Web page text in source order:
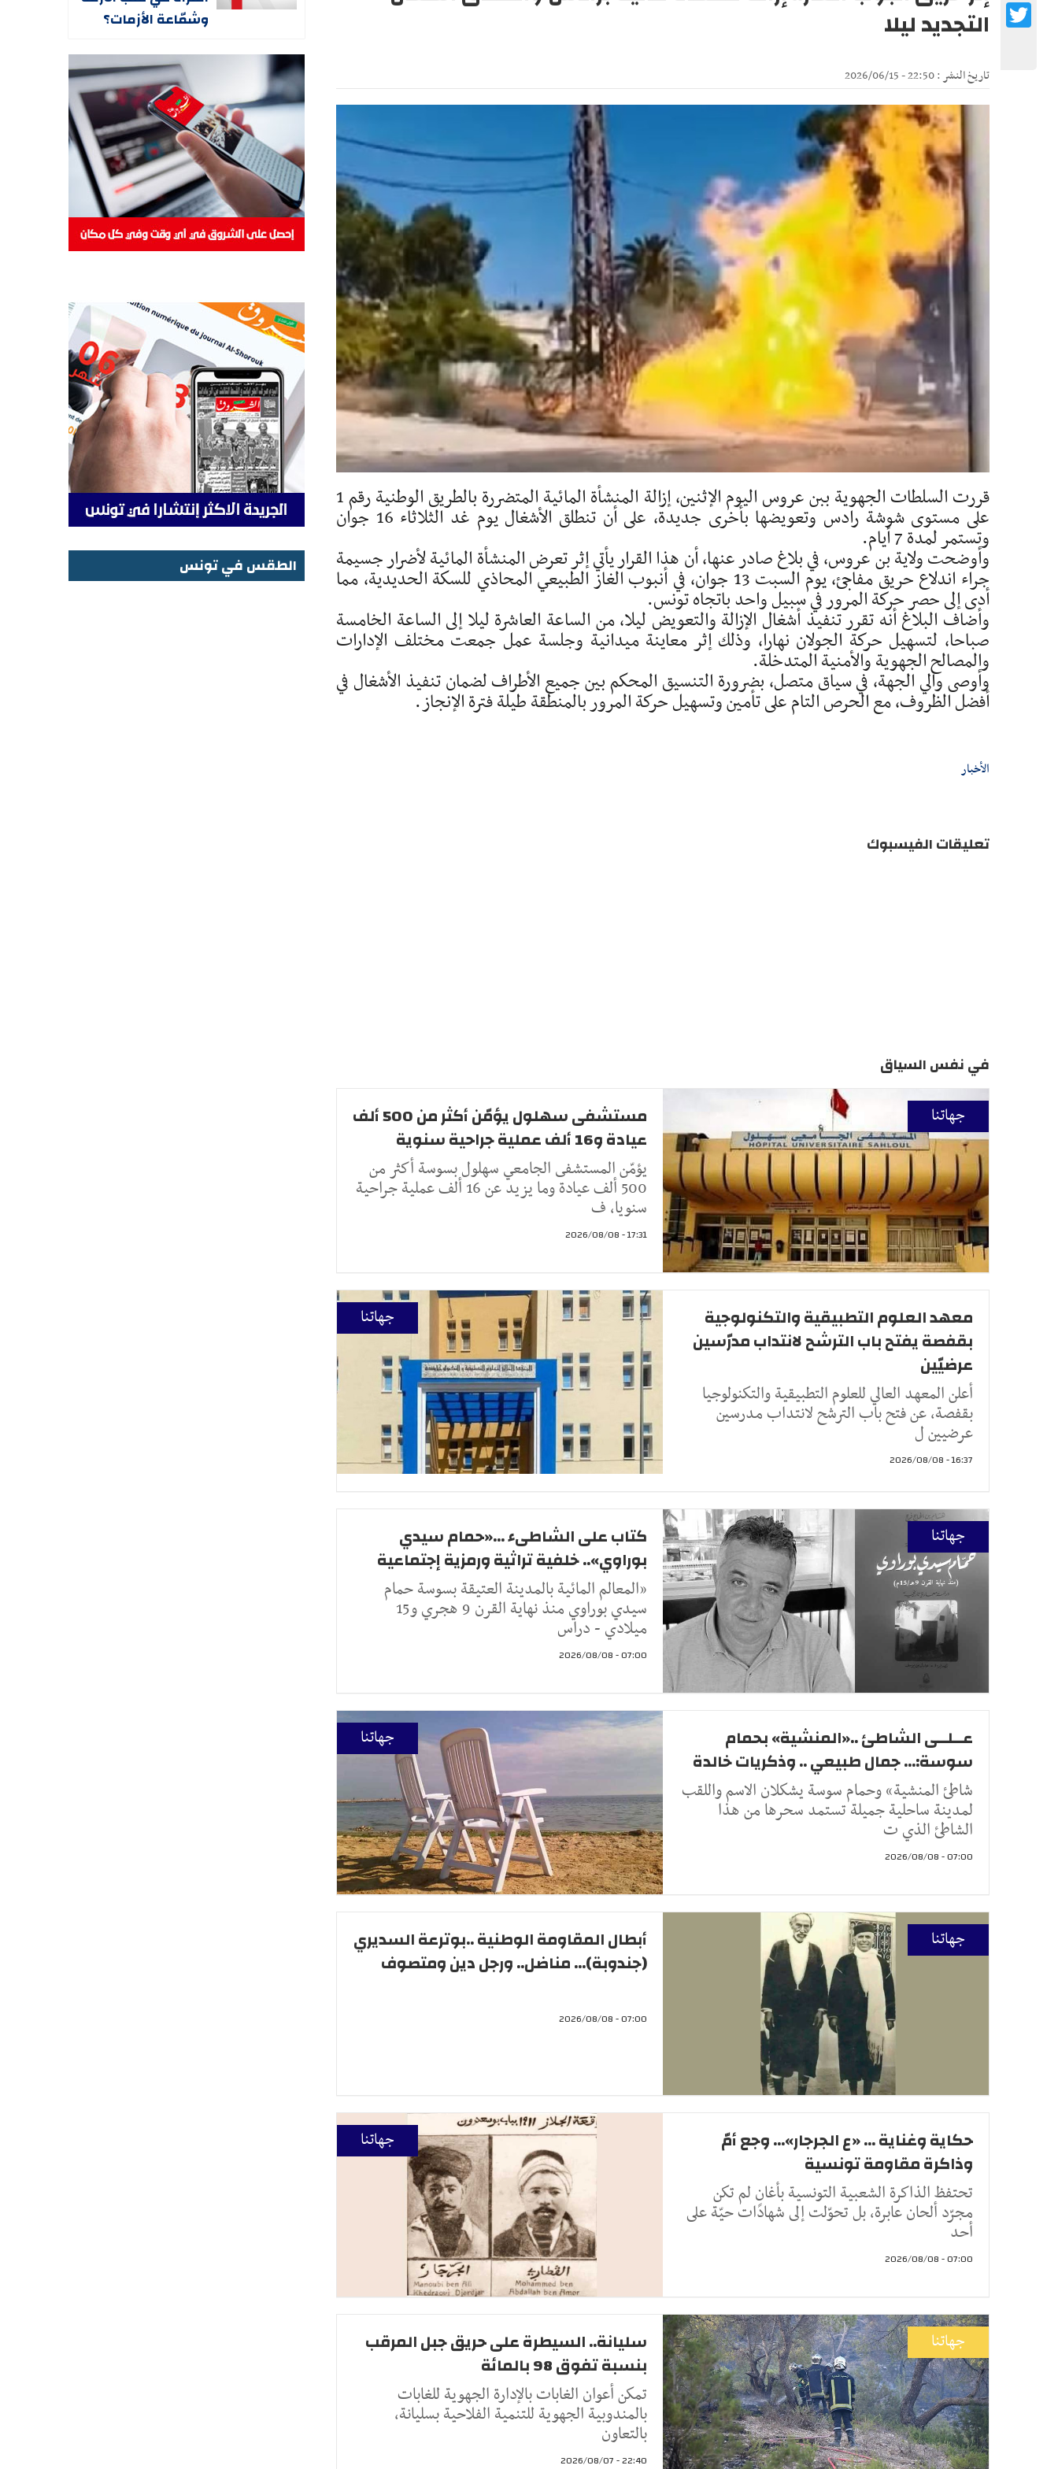
التجديد ليلا
تاريخ النشر : 22:50 - 2026/06/15
قررت السلطات الجهوية ببن عروس اليوم الإثنين، إزالة المنشأة المائية المتضررة بالطريق الوطنية رقم 1
على مستوى شوشة رادس وتعويضها بأخرى جديدة، على أن تنطلق الأشغال يوم غد الثلاثاء 16 جوان
وتستمر لمدة 7 أيام.
وأوضحت ولاية بن عروس، في بلاغ صادر عنها، أن هذا القرار يأتي إثر تعرض المنشأة المائية لأضرار جسيمة
جراء اندلاع حريق مفاجئ، يوم السبت 13 جوان، في أنبوب الغاز الطبيعي المحاذي للسكة الحديدية، مما
أدى إلى حصر حركة المرور في سبيل واحد باتجاه تونس.
وأضاف البلاغ أنه تقرر تنفيذ أشغال الإزالة والتعويض ليلا، من الساعة العاشرة ليلا إلى الساعة الخامسة
صباحا، لتسهيل حركة الجولان نهارا، وذلك إثر معاينة ميدانية وجلسة عمل جمعت مختلف الإدارات
والمصالح الجهوية والأمنية المتدخلة.
وأوصى والي الجهة، في سياق متصل، بضرورة التنسيق المحكم بين جميع الأطراف لضمان تنفيذ الأشغال في
أفضل الظروف، مع الحرص التام على تأمين وتسهيل حركة المرور بالمنطقة طيلة فترة الإنجاز.
الأخبار
Twitter
تعليقات الفيسبوك
في نفس السياق
جهاتنا
مستشفى سهلول يؤمّن أكثر من 500 ألف
عيادة و16 ألف عملية جراحية سنوية
يؤمّن المستشفى الجامعي سهلول بسوسة أكثر من
500 ألف عيادة وما يزيد عن 16 ألف عملية جراحية
سنويا، ف
17:31 - 2026/08/08
جهاتنا
معهد العلوم التطبيقية والتكنولوجية
بقفصة يفتح باب الترشح لانتداب مدرّسين
عرضيّين
أعلن المعهد العالي للعلوم التطبيقية والتكنولوجيا
بقفصة، عن فتح باب الترشح لانتداب مدرسين
عرضيين ل
16:37 - 2026/08/08
جهاتنا
كتاب على الشاطىء ...«حمام سيدي
بوراوي».. خلفية تراثية ورمزية إجتماعية
«المعالم المائية بالمدينة العتيقة بسوسة حمام
سيدي بوراوي منذ نهاية القرن 9 هجري و15
ميلادي - دراس
07:00 - 2026/08/08
جهاتنا
عــلــى الشاطئ ..«المنشية» بحمام
سوسة:... جمال طبيعي .. وذكريات خالدة
شاطئ المنشية» وحمام سوسة يشكلان الاسم واللقب
لمدينة ساحلية جميلة تستمد سحرها من هذا
الشاطئ الذي ت
07:00 - 2026/08/08
جهاتنا
أبطال المقاومة الوطنية ..بوترعة السديري
(جندوبة)... مناضل.. ورجل دين ومتصوف
07:00 - 2026/08/08
جهاتنا
حكاية وغناية ... «ع الجرجار»... وجع أمّ
وذاكرة مقاومة تونسية
تحتفظ الذاكرة الشعبية التونسية بأغانٍ لم تكن
مجرّد ألحان عابرة، بل تحوّلت إلى شهادات حيّة على
أحد
07:00 - 2026/08/08
جهاتنا
سليانة.. السيطرة على حريق جبل المرقب
بنسبة تفوق 98 بالمائة
تمكن أعوان الغابات بالإدارة الجهوية للغابات
بالمندوبية الجهوية للتنمية الفلاحية بسليانة،
بالتعاون
22:40 - 2026/08/07
وشمّاعة الأزمات؟
الطقس في تونس